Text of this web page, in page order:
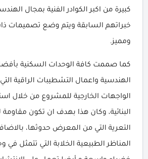
كبيرة من اكبر الكوادر الفنية بمجال
خبراتهم السابقة ويتم وضع تصميمات
ومميز.
كما صممت كافة الوحدات السكنية
الهندسية واعمال التشطيبات الراقية
الواجهات الخارجية للمشروع من خلال
البنائية، وكان هذا بهدف ان تكون
التعرية التي من المعرض حدوثها،
المناظر الطبيعية الخلابة التي تتمثل